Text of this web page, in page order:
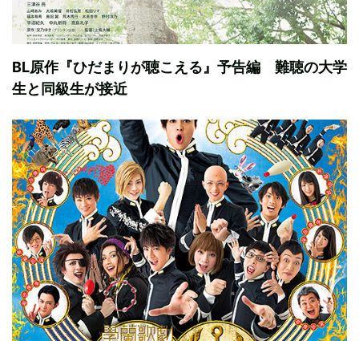
BL原作『ひだまりが聴こえる』予告編 難聴の大学
生と同級生が接近